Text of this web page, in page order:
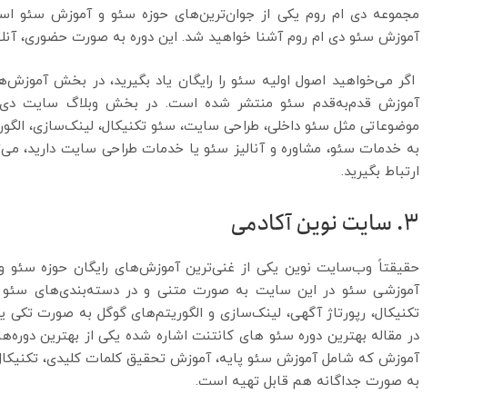
مجموعه دی ام روم یکی از جوان‌ترین‌های حوزه سئو و آموزش سئو
آموزش سئو دی ام روم آشنا خواهید شد. این دوره به صورت حضوری،
اگر می‌خواهید اصول اولیه سئو را رایگان یاد بگیرید، در بخش
آموزش قدم‌به‌قدم سئو منتشر شده است. در بخش وبلاگ سایت دی
موضوعاتی مثل سئو داخلی، طراحی سایت، سئو تکنیکال، لینک‌سازی،
به خدمات سئو، مشاوره و آنالیز سئو یا خدمات طراحی سایت دارید،
ارتباط بگیرید.
3. سایت نوین آکادمی
حقیقتاً وب‌سایت نوین یکی از غنی‌ترین آموزش‌های رایگان حوزه سئو
آموزشی سئو در این سایت به صورت متنی و در دسته‌بندی‌های سئو
تکنیکال، رپورتاژ آگهی، لینک‌سازی و الگوریتم‌های گوگل به صورت
در مقاله بهترین دوره سئو های کانتنت اشاره شده یکی از بهترین
آموزش که شامل آموزش سئو پایه، آموزش تحقیق کلمات کلیدی،
به صورت جداگانه هم قابل تهیه است.